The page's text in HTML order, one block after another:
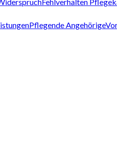
Pflegende Angehörige